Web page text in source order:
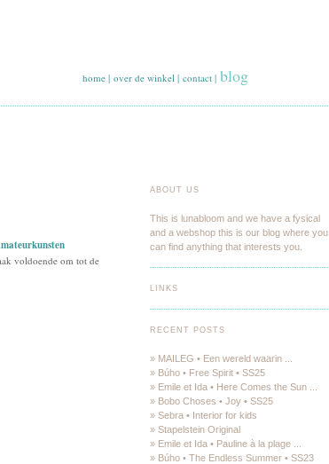
home | over de winkel | contact | blog
voldoende om tot de
ABOUT US
This is lunabloom and we have a fysical
and a webshop this is our blog where you
can find anything that interests you.
LINKS
RECENT POSTS
» MAILEG • Een wereld waarin ...
» Búho • Free Spirit • SS25
» Emile et Ida • Here Comes the Sun ...
» Bobo Choses • Joy • SS25
» Sebra • Interior for kids
» Stapelstein Original
» Emile et Ida • Pauline à la plage ...
» Búho • The Endless Summer • SS23